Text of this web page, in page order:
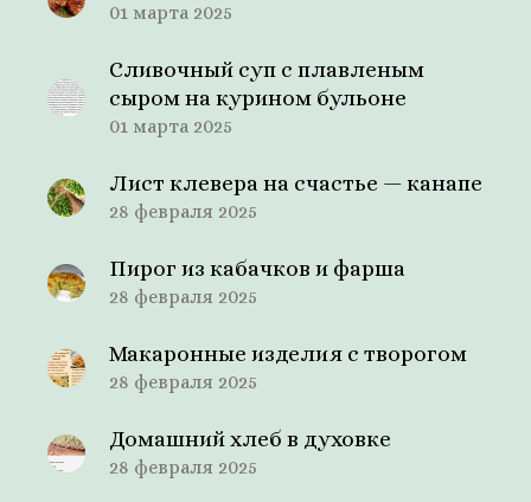
01 марта 2025
Сливочный суп с плавленым
сыром на курином бульоне
01 марта 2025
Лист клевера на счастье — канапе
28 февраля 2025
Пирог из кабачков и фарша
28 февраля 2025
Макаронные изделия с творогом
28 февраля 2025
Домашний хлеб в духовке
28 февраля 2025